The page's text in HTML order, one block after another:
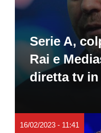
Serie A,
Rai e
diretta tv
16/02/2023 - 11:41